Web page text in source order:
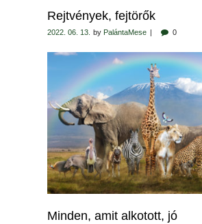
Rejtvények, fejtörők
2022. 06. 13. by PalántaMese 0
Minden, amit alkotott, jó